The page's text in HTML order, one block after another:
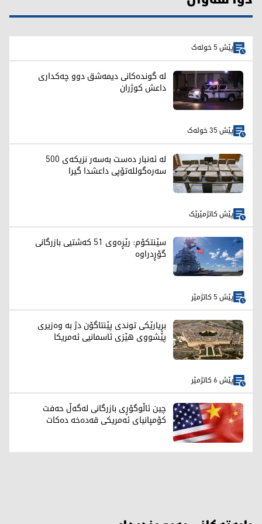
پێش 5 خولەک
لە گوندەکانی دیمەشق دوو چەکداری
داعش کوژران
پێش 35 خولەک
لە ئەنبار دەست بەسەر نزیکەی 500
سەرەگوللەتۆپی داعشدا گیرا
پێش کاتژمێرێک
سێنتکۆم: رێڕەوی 51 کەشتیی بازرگانی
گۆڕدراوە
پێش 5 کاتژمێر
بڕیارێکی توندی پێنتاگۆن دژ بە وەزیری
پێشووی هێزی ئاسمانیی ئەمریکا
پێش 6 کاتژمێر
چین ئاڵوگۆڕی بازرگانی لەگەڵ حەفت
کۆمپانیای ئەمریکی قەدەخە دەکات